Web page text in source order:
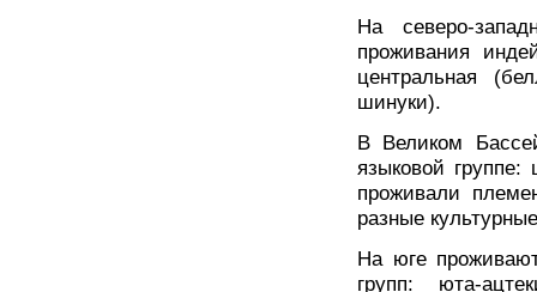
На северо-
проживания
центральная
шинуки).
В Великом
языковой
проживали
разные
На юге
групп: юта-